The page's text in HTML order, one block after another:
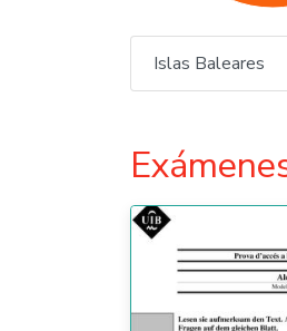
Islas Baleares